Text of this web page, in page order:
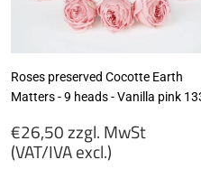
Roses preserved Cocotte Earth
Matters - 9 heads - Vanilla pink
Regular
price
€26,50 zzgl. MwSt
(VAT/IVA excl.)